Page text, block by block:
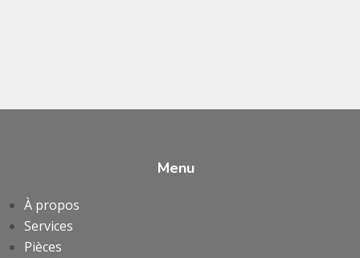
Menu
À propos
Services
Pièces